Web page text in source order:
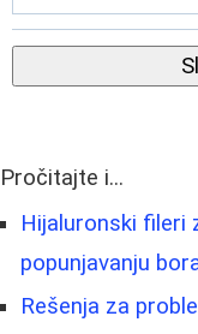
Pročitajte i...
Hijaluronski fileri
popunjavanju
Rešenja za